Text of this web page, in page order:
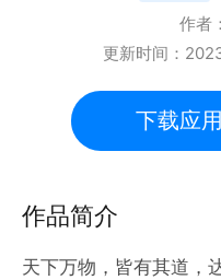
作者：
更新时间：
下载应
作品简介
天下万物，皆有其道，